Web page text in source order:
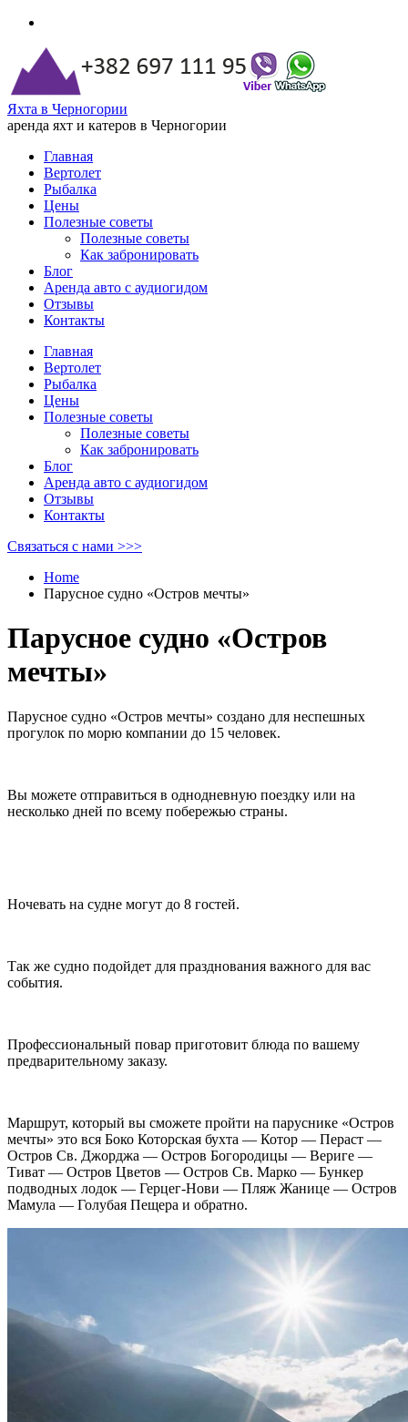
Яхта в Черногории
аренда яхт и катеров в Черногории
Главная
Вертолет
Рыбалка
Цены
Полезные советы
Полезные советы
Как забронировать
Блог
Аренда авто с аудиогидом
Отзывы
Контакты
Главная
Вертолет
Рыбалка
Цены
Полезные советы
Полезные советы
Как забронировать
Блог
Аренда авто с аудиогидом
Отзывы
Контакты
Связаться с нами >>>
Home
Парусное судно «Остров мечты»
Парусное судно «Остров
мечты»
Парусное судно «Остров мечты» создано для неспешных
прогулок по морю компании до 15 человек.
Вы можете отправиться в однодневную поездку или на
несколько дней по всему побережью страны.
Ночевать на судне могут до 8 гостей.
Так же судно подойдет для празднования важного для вас
события.
Профессиональный повар приготовит блюда по вашему
предварительному заказу.
Маршрут, который вы сможете пройти на паруснике «Остров
мечты» это вся Боко Которская бухта — Котор — Пераст —
Остров Св. Джорджа — Остров Богородицы — Вериге —
Тиват — Остров Цветов — Остров Св. Марко — Бункер
подводных лодок — Герцег-Нови — Пляж Жанице — Остров
Мамула — Голубая Пещера и обратно.